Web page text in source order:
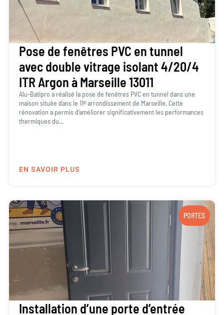
Pose de fenêtres PVC en tunnel
avec double vitrage isolant 4/20/4
ITR Argon à Marseille 13011
Alu-Batipro a réalisé la pose de fenêtres PVC en tunnel dans une
maison située dans le 11ᵉ arrondissement de Marseille. Cette
rénovation a permis d’améliorer significativement les performances
thermiques du...
EN SAVOIR PLUS
PORTES
Installation d’une porte d’entrée